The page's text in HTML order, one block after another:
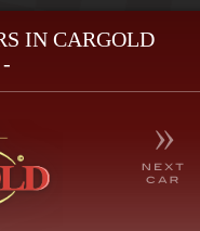
IN CARGOLD